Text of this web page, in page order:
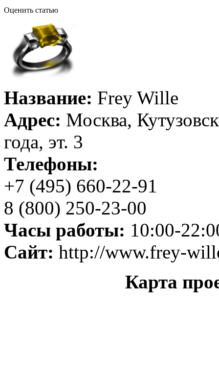
Оценить статью
Название: Frey Wille
Адрес: Москва,
года, эт. 3
Телефоны:
+7 (495) 660-22-91
8 (800) 250-23-00
Часы работы: 10:00-
Сайт: http://www.frey-
Карта